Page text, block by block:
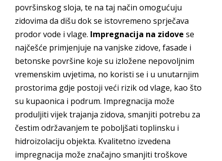
površinskog sloja, te na taj način omogućuju
zidovima da dišu dok se istovremeno sprječava
prodor vode i vlage. Impregnacija na zidove se
najčešće primjenjuje na vanjske zidove, fasade i
betonske površine koje su izložene nepovoljnim
vremenskim uvjetima, no koristi se i u unutarnjim
prostorima gdje postoji veći rizik od vlage, kao što
su kupaonica i podrum. Impregnacija može
produljiti vijek trajanja zidova, smanjiti potrebu za
čestim održavanjem te poboljšati toplinsku i
hidroizolaciju objekta. Kvalitetno izvedena
impregnacija može značajno smanjiti troškove